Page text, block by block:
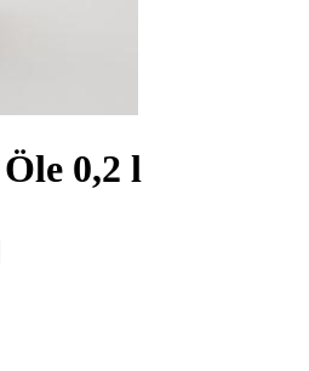
0,2 l